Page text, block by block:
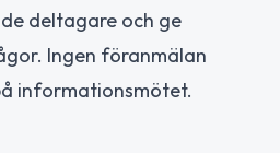
deltagare och ge
Ingen föranmälan
informationsmötet.